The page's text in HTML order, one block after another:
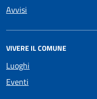
Avvisi
VIVERE IL COMUNE
Luoghi
Eventi